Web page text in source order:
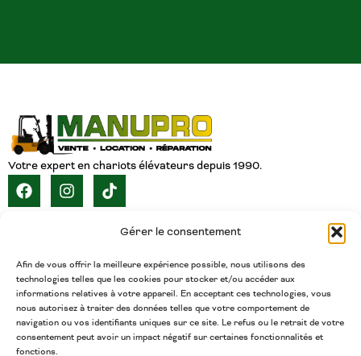
Gérer le consentement
Afin de vous offrir la meilleure expérience possible, nous utilisons des
technologies telles que les cookies pour stocker et/ou accéder aux
informations relatives à votre appareil. En acceptant ces technologies, vous
nous autorisez à traiter des données telles que votre comportement de
navigation ou vos identifiants uniques sur ce site. Le refus ou le retrait de votre
consentement peut avoir un impact négatif sur certaines fonctionnalités et
fonctions.
Votre expert en chariots élévateurs depuis 1990.
INVENTAIRE CARRIÈRE CONTACT FRANÇAIS
CONTACT
(450) 377-5438
Téléphone